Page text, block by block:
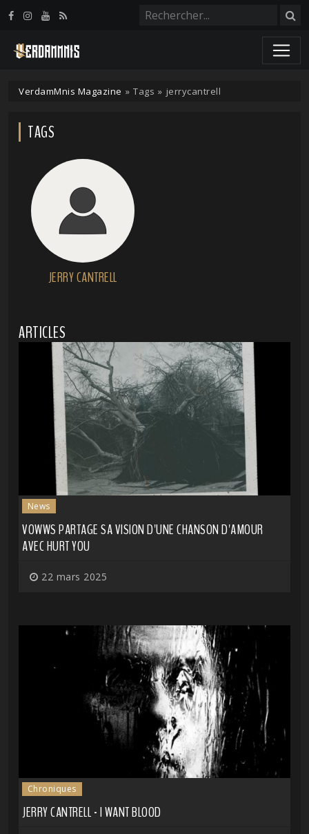
VerdamMnis Magazine » Tags » jerrycantrell
TAGS
JERRY CANTRELL
ARTICLES
News
VOWWS PARTAGE SA VISION D'UNE CHANSON D'AMOUR
AVEC HURT YOU
22 mars 2025
Chroniques
JERRY CANTRELL - I WANT BLOOD
Panneau de gestion des cookies